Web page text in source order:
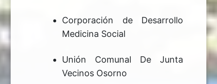
Corporación de Desarrollo
Medicina Social
Unión Comunal De Junta
Vecinos Osorno